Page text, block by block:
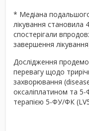
* Медіана
лікування становила
спостерігали
завершення
Дослідження
перевагу щодо
захворювання
оксаліплатином та
терапією 5-ФУ/ФК